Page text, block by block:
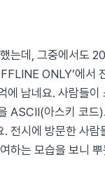
는데, 그중에서도
ONLY’에서
에 남네요. 사람들이
ASCII(아스키 코드)
. 전시에 방문한 사람
하는 모습을 보니